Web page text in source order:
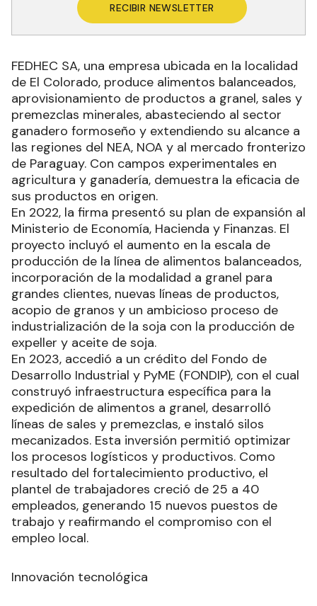
RECIBIR NEWSLETTER
FEDHEC SA, una empresa ubicada en la localidad
de El Colorado, produce alimentos balanceados,
aprovisionamiento de productos a granel, sales y
premezclas minerales, abasteciendo al sector
ganadero formoseño y extendiendo su alcance a
las regiones del NEA, NOA y al mercado fronterizo
de Paraguay. Con campos experimentales en
agricultura y ganadería, demuestra la eficacia de
sus productos en origen.
En 2022, la firma presentó su plan de expansión al
Ministerio de Economía, Hacienda y Finanzas. El
proyecto incluyó el aumento en la escala de
producción de la línea de alimentos balanceados,
incorporación de la modalidad a granel para
grandes clientes, nuevas líneas de productos,
acopio de granos y un ambicioso proceso de
industrialización de la soja con la producción de
expeller y aceite de soja.
En 2023, accedió a un crédito del Fondo de
Desarrollo Industrial y PyME (FONDIP), con el cual
construyó infraestructura específica para la
expedición de alimentos a granel, desarrolló
líneas de sales y premezclas, e instaló silos
mecanizados. Esta inversión permitió optimizar
los procesos logísticos y productivos. Como
resultado del fortalecimiento productivo, el
plantel de trabajadores creció de 25 a 40
empleados, generando 15 nuevos puestos de
trabajo y reafirmando el compromiso con el
empleo local.
Innovación tecnológica